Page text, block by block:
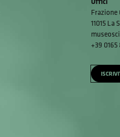
Frazione
11015 La
+39